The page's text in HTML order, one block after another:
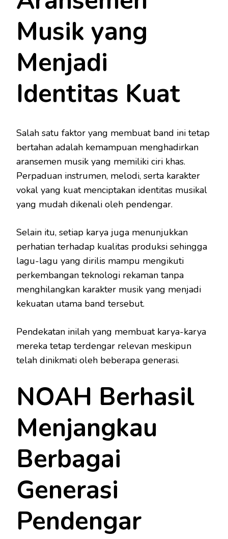
Musik yang
Menjadi
Identitas Kuat
Salah satu faktor yang membuat band ini tetap
bertahan adalah kemampuan menghadirkan
aransemen musik yang memiliki ciri khas.
Perpaduan instrumen, melodi, serta karakter
vokal yang kuat menciptakan identitas musikal
yang mudah dikenali oleh pendengar.
Selain itu, setiap karya juga menunjukkan
perhatian terhadap kualitas produksi sehingga
lagu-lagu yang dirilis mampu mengikuti
perkembangan teknologi rekaman tanpa
menghilangkan karakter musik yang menjadi
kekuatan utama band tersebut.
Pendekatan inilah yang membuat karya-karya
mereka tetap terdengar relevan meskipun
telah dinikmati oleh beberapa generasi.
NOAH Berhasil
Menjangkau
Berbagai
Generasi
Pendengar